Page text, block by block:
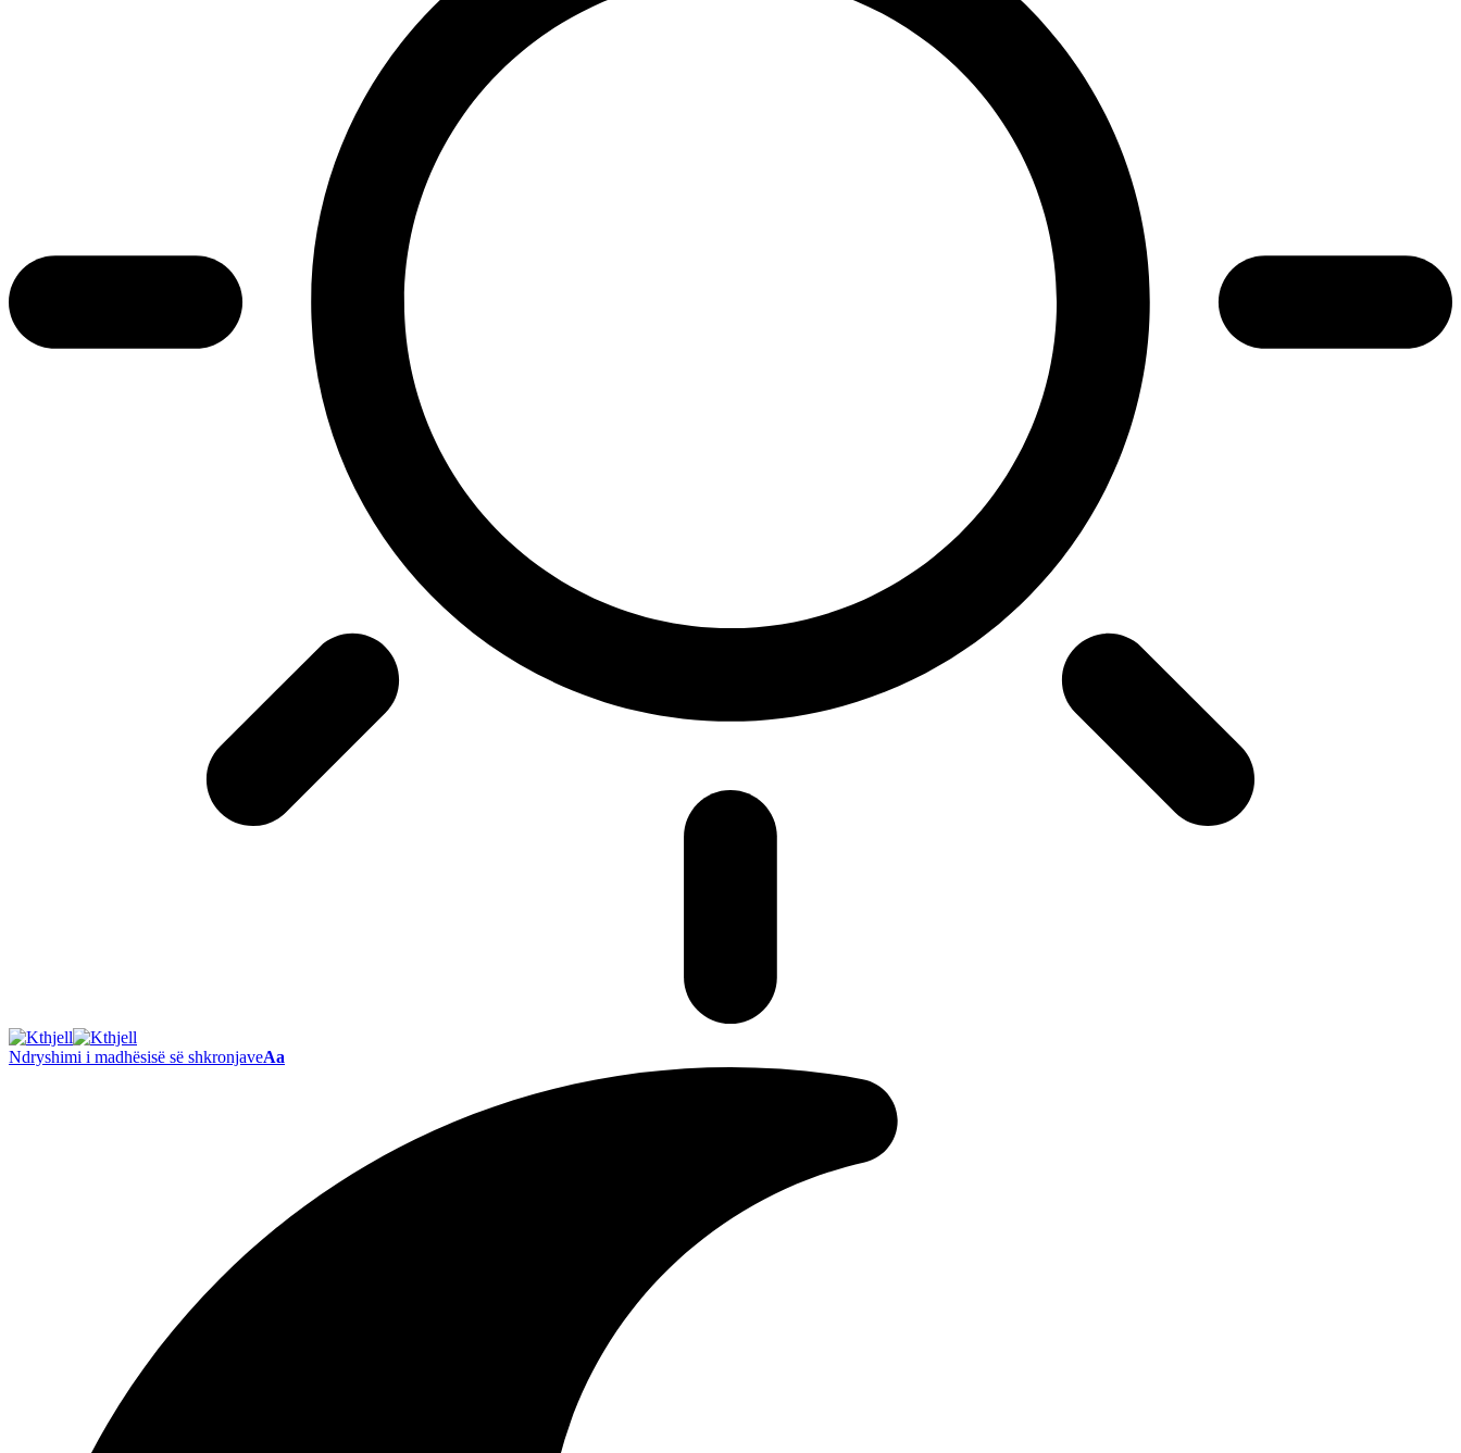
Ndryshimi i madhësisë së shkronjaveAa